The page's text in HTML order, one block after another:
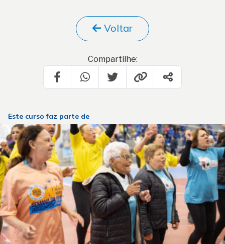
Voltar
Compartilhe:
Este curso faz parte de